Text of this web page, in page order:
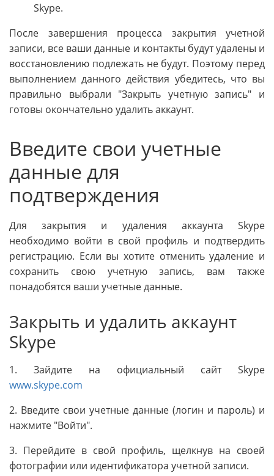
Skype.
После завершения процесса закрытия учетной
записи, все ваши данные и контакты будут удалены и
восстановлению подлежать не будут. Поэтому перед
выполнением данного действия убедитесь, что вы
правильно выбрали "Закрыть учетную запись" и
готовы окончательно удалить аккаунт.
Введите свои учетные
данные для
подтверждения
Для закрытия и удаления аккаунта Skype
необходимо войти в свой профиль и подтвердить
регистрацию. Если вы хотите отменить удаление и
сохранить свою учетную запись, вам также
понадобятся ваши учетные данные.
Закрыть и удалить аккаунт
Skype
1. Зайдите на официальный сайт Skype
www.skype.com
2. Введите свои учетные данные (логин и пароль) и
нажмите "Войти".
3. Перейдите в свой профиль, щелкнув на своей
фотографии или идентификатора учетной записи.